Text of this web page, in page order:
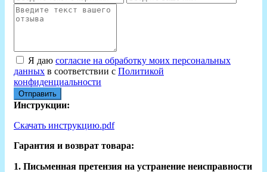
Я даю согласие на обработку моих персональных
данных в соответствии с Политикой
конфиденциальности
Отправить
Инструкции:
Скачать инструкцию.pdf
Гарантия и возврат товара:
1. Письменная претензия на устранение неисправности